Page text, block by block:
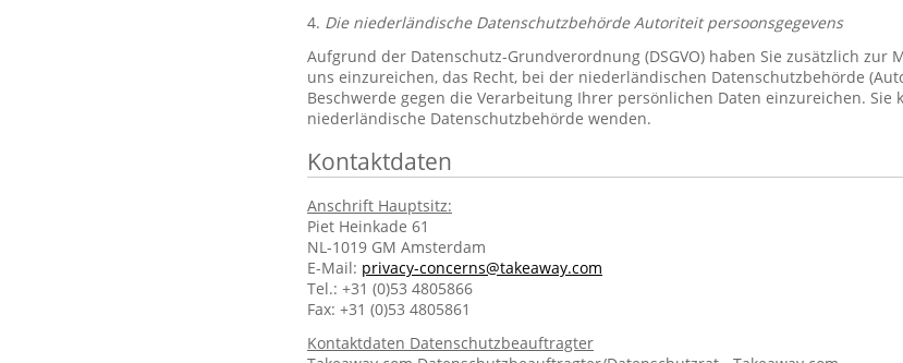
4. Die niederländische Datenschutzbehörde Autoriteit persoonsgegevens
Aufgrund der Datenschutz-Grundverordnung (DSGVO) haben Sie zusätzlich zur
uns einzureichen, das Recht, bei der niederländischen Datenschutzbehörde
Beschwerde gegen die Verarbeitung Ihrer persönlichen Daten einzureichen. Sie
niederländische Datenschutzbehörde wenden.
Kontaktdaten
Anschrift Hauptsitz:
Piet Heinkade 61
NL-1019 GM Amsterdam
E-Mail: privacy-concerns@takeaway.com
Tel.: +31 (0)53 4805866
Fax: +31 (0)53 4805861
Kontaktdaten Datenschutzbeauftragter